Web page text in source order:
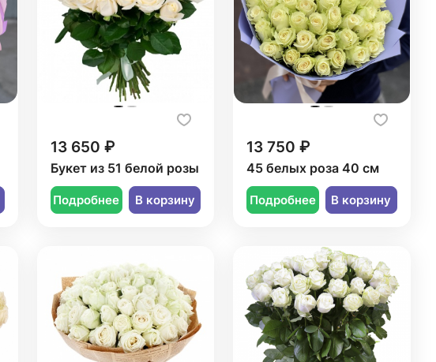
13 650 ₽
Букет из 51 белой розы
Подробнее В корзину
13 750 ₽
45 белых роза 40 см
Подробнее В корзину